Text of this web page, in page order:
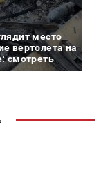
место
вертолета на
смотреть